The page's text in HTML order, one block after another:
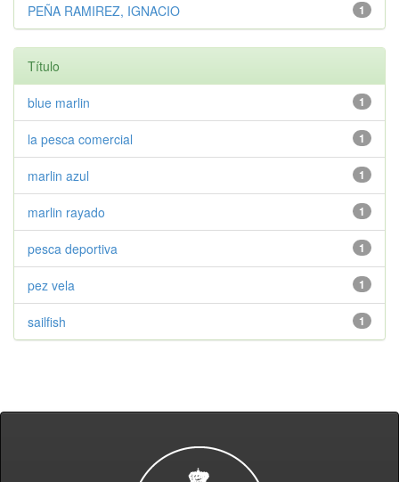
1
PEÑA RAMIREZ, IGNACIO
Título
1
blue marlin
1
la pesca comercial
1
marlin azul
1
marlin rayado
1
pesca deportiva
1
pez vela
1
sailfish